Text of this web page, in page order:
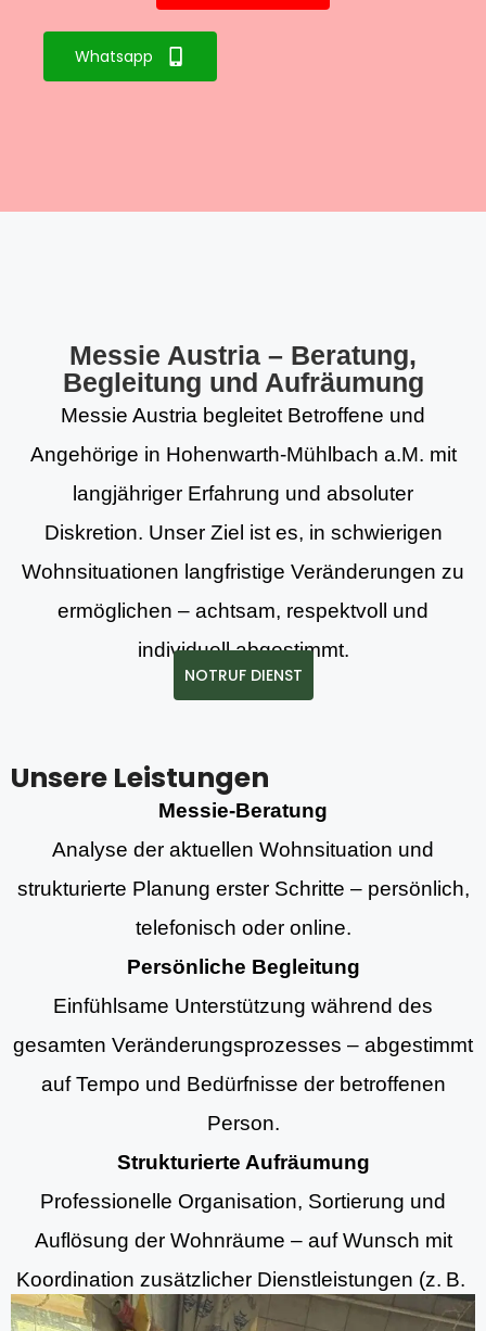
Whatsapp
Messie Austria – Beratung,
Begleitung und Aufräumung
Messie Austria begleitet Betroffene und
Angehörige in Hohenwarth-Mühlbach a.M. mit
langjähriger Erfahrung und absoluter
Diskretion. Unser Ziel ist es, in schwierigen
Wohnsituationen langfristige Veränderungen zu
ermöglichen – achtsam, respektvoll und
individuell abgestimmt.
NOTRUF DIENST
Unsere Leistungen
Messie-Beratung
Analyse der aktuellen Wohnsituation und
strukturierte Planung erster Schritte – persönlich,
telefonisch oder online.
Persönliche Begleitung
Einfühlsame Unterstützung während des
gesamten Veränderungsprozesses – abgestimmt
auf Tempo und Bedürfnisse der betroffenen
Person.
Strukturierte Aufräumung
Professionelle Organisation, Sortierung und
Auflösung der Wohnräume – auf Wunsch mit
Koordination zusätzlicher Dienstleistungen (z. B.
Aufräumung, Entrümpelungsdiensten und